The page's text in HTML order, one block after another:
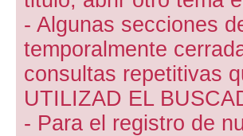
- Algunas secciones
temporalmente
consultas repetitivas
UTILIZAD EL
- Para el registro de